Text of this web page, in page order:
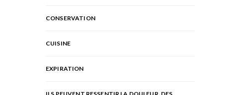
CONSERVATION
CUISINE
EXPIRATION